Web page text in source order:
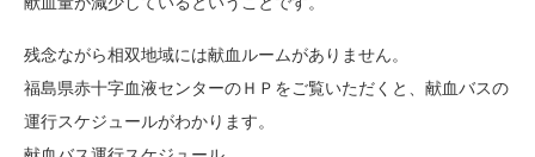
残念ながら相双地域には献血ルームがありません。
福島県赤十字血液センターのＨＰをご覧いただくと、献血バスの
運行スケジュールがわかります。